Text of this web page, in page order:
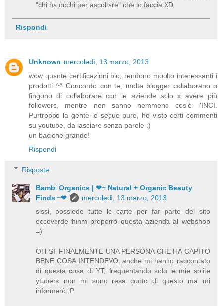
"chi ha occhi per ascoltare" che lo faccia XD
Rispondi
Unknown mercoledì, 13 marzo, 2013
wow quante certificazioni bio, rendono moolto interessanti i
prodotti ^^ Concordo con te, molte blogger collaborano o
fingono di collaborare con le aziende solo x avere più
followers, mentre non sanno nemmeno cos'è l'INCI.
Purtroppo la gente le segue pure, ho visto certi commenti
su youtube, da lasciare senza parole :)
un bacione grande!
Rispondi
Risposte
Bambi Organics | ❤~ Natural + Organic Beauty
Finds ~❤
mercoledì, 13 marzo, 2013
sissi, possiede tutte le carte per far parte del sito
eccoverde hihm proporrò questa azienda al webshop
=)
OH SI, FINALMENTE UNA PERSONA CHE HA CAPITO
BENE COSA INTENDEVO..anche mi hanno raccontato
di questa cosa di YT, frequentando solo le mie solite
ytubers non mi sono resa conto di questo ma mi
informerò :P